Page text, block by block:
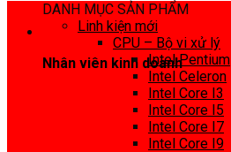
Nhân viên kinh doanh
DANH MỤC SẢN PHẨM
Linh kiện mới
CPU – Bộ vi xử lý
Intel Pentium
Intel Celeron
Intel Core I3
Intel Core I5
Intel Core I7
Intel Core I9